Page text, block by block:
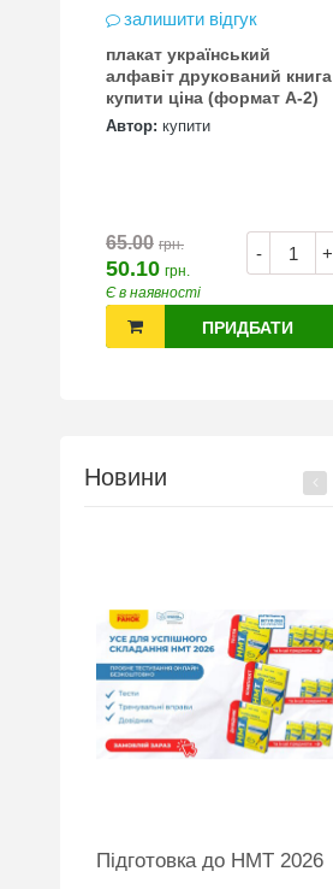
залишити відгук
плакат український
алфавіт друкований книга
купити ціна (формат А-2)
Автор: купити
- +
65.00 грн.
50.10 грн.
Є в наявності
ПРИДБАТИ
Новини
Підготовка до НМТ 2026